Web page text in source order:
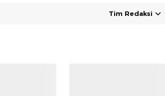
Tim Redaksi